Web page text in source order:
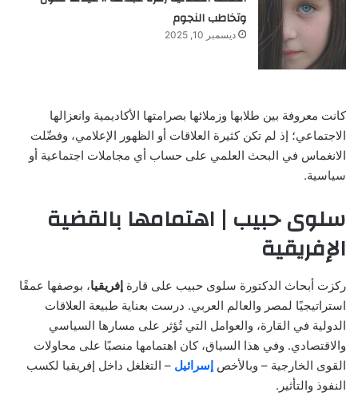
وتخاطب النجوم
ديسمبر 10, 2025
كانت معروفة بين طلابها وزملائها بصرامتها الأكاديمية وانعزالها
الاجتماعي؛ إذ لم تكن كثيرة العلاقات أو الظهور الإعلامي، وفضّلت
الانغماس في البحث العلمي على حساب أي مجاملات اجتماعية أو
سياسية.
سلوى حبيب | اهتمامها بالقضية
الإفريقية
ركزت أبحاث الدكتورة سلوى حبيب على قارة إفريقيا، بوصفها عمقًا
استراتيجيًا لمصر والعالم العربي. درست بعناية طبيعة العلاقات
الدولية في القارة، والعوامل التي تُؤثر على مسارها السياسي
والاقتصادي. وفي هذا السياق، كان اهتمامها منصبًا على محاولات
القوى الخارجية – وبالأخص إسرائيل – التغلغل داخل إفريقيا لكسب
النفوذ والتأثير.